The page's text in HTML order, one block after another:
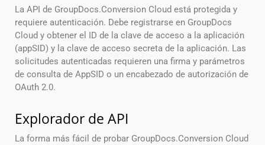
La API de GroupDocs.Conversion Cloud está protegida y
requiere autenticación. Debe registrarse en GroupDocs
Cloud y obtener el ID de la clave de acceso a la aplicación
(appSID) y la clave de acceso secreta de la aplicación. Las
solicitudes autenticadas requieren una firma y parámetros
de consulta de AppSID o un encabezado de autorización de
OAuth 2.0.
Explorador de API
La forma más fácil de probar GroupDocs.Conversion Cloud